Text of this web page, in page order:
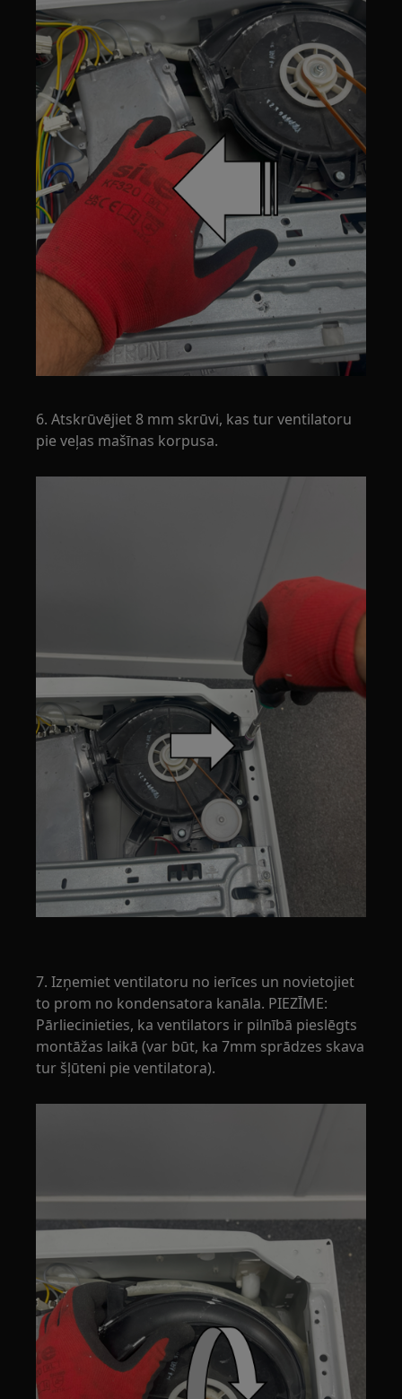
6. Atskrūvējiet 8 mm skrūvi, kas tur ventilatoru
pie veļas mašīnas korpusa.
7. Izņemiet ventilatoru no ierīces un novietojiet
to prom no kondensatora kanāla. PIEZĪME:
Pārliecinieties, ka ventilators ir pilnībā pieslēgts
montāžas laikā (var būt, ka 7mm sprādzes skava
tur šļūteni pie ventilatora).